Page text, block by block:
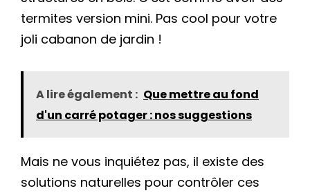
termites version mini. Pas cool pour votre
joli cabanon de jardin !
A lire également : Que mettre au fond
d'un carré potager : nos suggestions
Mais ne vous inquiétez pas, il existe des
solutions naturelles pour contrôler ces